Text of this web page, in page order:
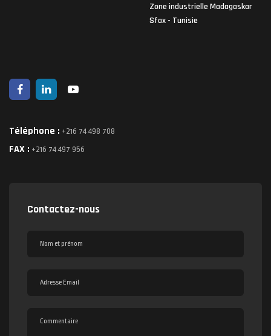
Zone industrielle Madagaskar
Sfax - Tunisie
Téléphone : +216 74 498 708
FAX : +216 74 497 956
Contactez-nous